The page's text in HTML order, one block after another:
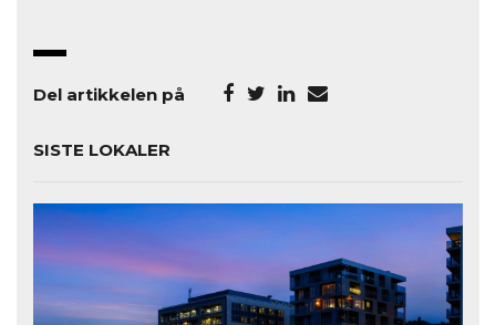
Del artikkelen på
SISTE LOKALER